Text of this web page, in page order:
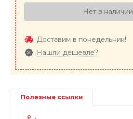
Нет в наличии
Доставим в понедельник!
Нашли дешевле?
Полезные ссылки